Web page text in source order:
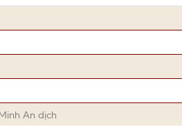
An dịch